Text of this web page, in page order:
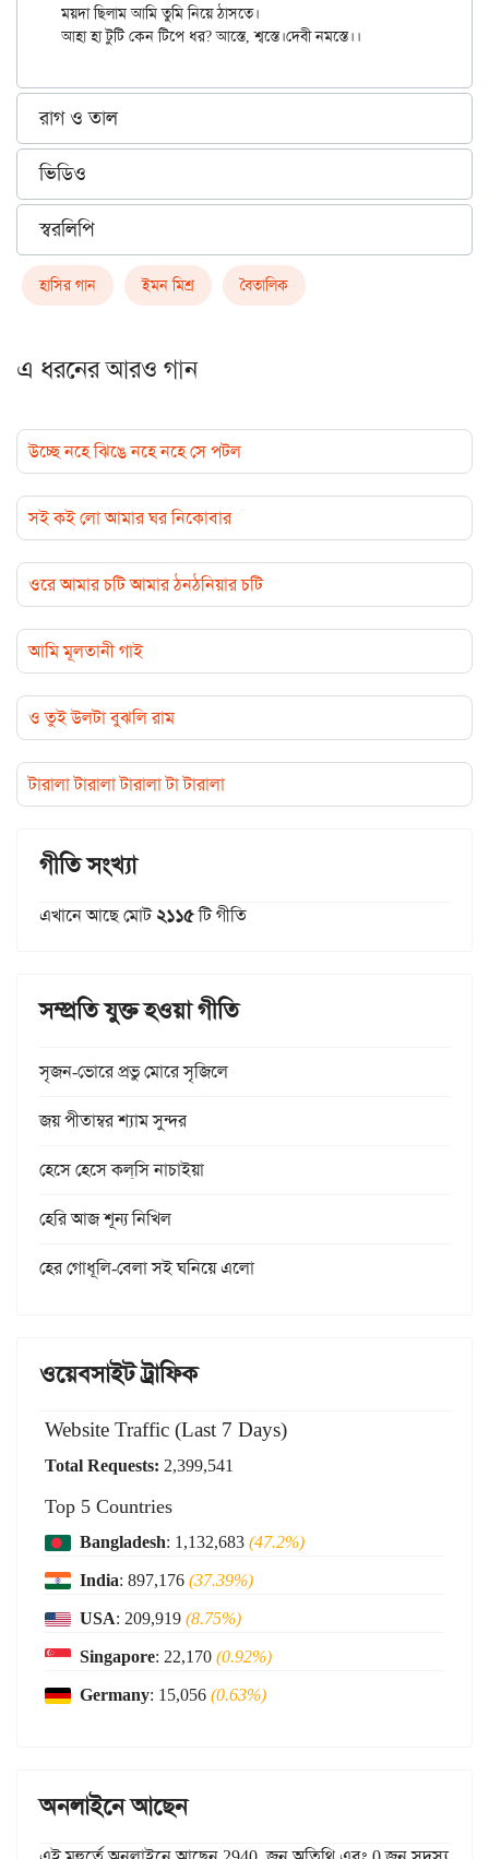
ময়দা ছিলাম আমি তুমি নিয়ে ঠাসতে।
রাগ ও তাল
ভিডিও
স্বরলিপি
হাসির গান ইমন মিশ্র বৈতালিক
এ ধরনের আরও গান
উচ্ছে নহে ঝিঙে নহে নহে সে পটল
সই কই লো আমার ঘর নিকোবার
ওরে আমার চটি আমার ঠনঠনিয়ার চটি
আমি মূলতানী গাই
ও তুই উলটা বুঝলি রাম
টারালা টারালা টারালা টা টারালা
গীতি সংখ্যা
এখানে আছে মোট২১১৫টি গীতি
সম্প্রতি যুক্ত হওয়া গীতি
সৃজন-ভোরে প্রভু মোরে সৃজিলে
জয় পীতাম্বর শ্যাম সুন্দর
হেসে হেসে কল্‌সি নাচাইয়া
হেরি আজ শূন্য নিখিল
হের গোধূলি-বেলা সই ঘনিয়ে এলো
ওয়েবসাইট ট্রাফিক
Website Traffic (Last 7 Days)
Total Requests: 2,399,541
Top 5 Countries
Bangladesh: 1,132,683(47.2%)
India: 897,176(37.39%)
USA: 209,919(8.75%)
Singapore: 22,170(0.92%)
Germany: 15,056(0.63%)
অনলাইনে আছেন